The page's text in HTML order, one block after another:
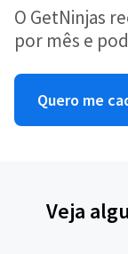
O GetNinjas
por mês e
Quero me
Veja